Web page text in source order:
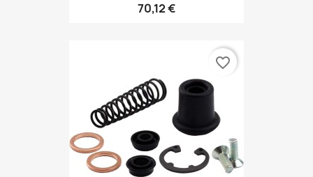
70,12 €
favorite_border